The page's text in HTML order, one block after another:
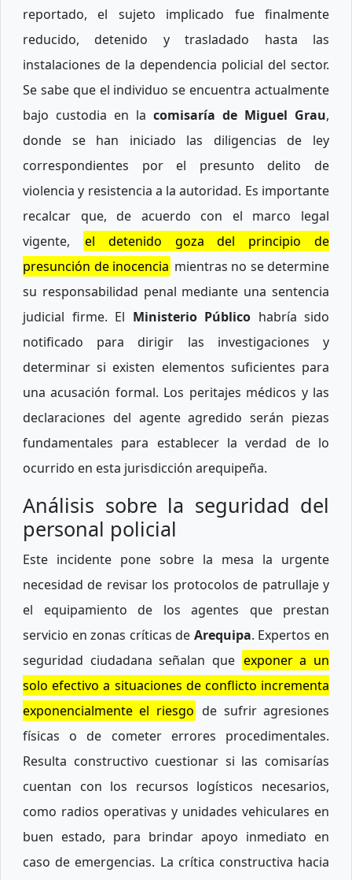
reportado, el sujeto implicado fue finalmente
reducido, detenido y trasladado hasta las
instalaciones de la dependencia policial del sector.
Se sabe que el individuo se encuentra actualmente
bajo custodia en la comisaría de Miguel Grau,
donde se han iniciado las diligencias de ley
correspondientes por el presunto delito de
violencia y resistencia a la autoridad. Es importante
recalcar que, de acuerdo con el marco legal
vigente, el detenido goza del principio de
presunción de inocencia mientras no se determine
su responsabilidad penal mediante una sentencia
judicial firme. El Ministerio Público habría sido
notificado para dirigir las investigaciones y
determinar si existen elementos suficientes para
una acusación formal. Los peritajes médicos y las
declaraciones del agente agredido serán piezas
fundamentales para establecer la verdad de lo
ocurrido en esta jurisdicción arequipeña.
Análisis sobre la seguridad del
personal policial
Este incidente pone sobre la mesa la urgente
necesidad de revisar los protocolos de patrullaje y
el equipamiento de los agentes que prestan
servicio en zonas críticas de Arequipa. Expertos en
seguridad ciudadana señalan que exponer a un
solo efectivo a situaciones de conflicto incrementa
exponencialmente el riesgo de sufrir agresiones
físicas o de cometer errores procedimentales.
Resulta constructivo cuestionar si las comisarías
cuentan con los recursos logísticos necesarios,
como radios operativas y unidades vehiculares en
buen estado, para brindar apoyo inmediato en
caso de emergencias. La crítica constructiva hacia